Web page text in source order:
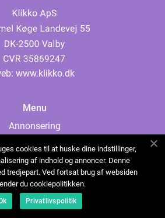
www.klikko.dk
Menu
Annonsering
Cookies
Kontakta oss
Sitemap
cookies til at huske dine indstillinger,
af indhold og annoncer. Denne
tredjepart. Ved fortsat brug af websiden
du cookiepolitikken.
Privatlivspolitik